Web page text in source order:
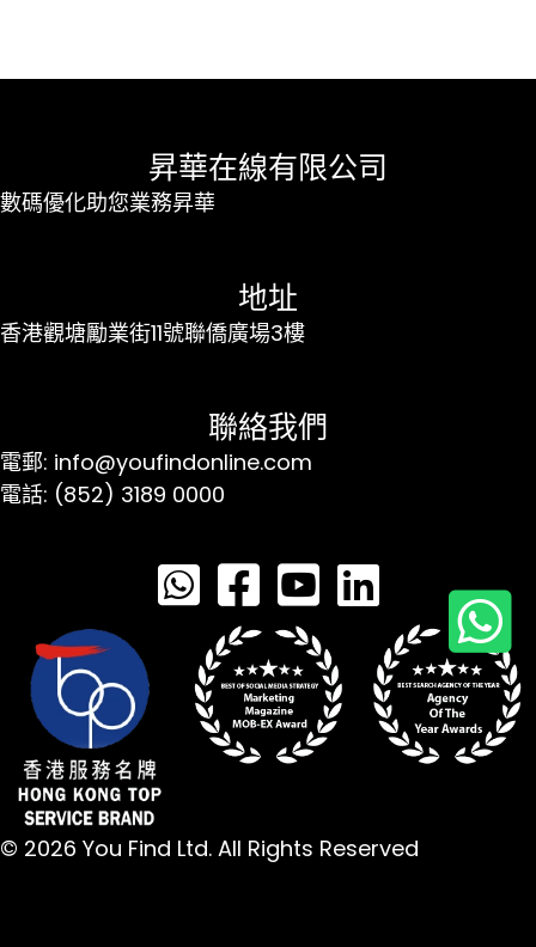
昇華在線有限公司
數碼優化助您業務昇華
地址
香港觀塘勵業街11號聯僑廣場3樓
聯絡我們
電郵: info@youfindonline.com
電話: (852) 3189 0000
© 2026 You Find Ltd. All Rights Reserved